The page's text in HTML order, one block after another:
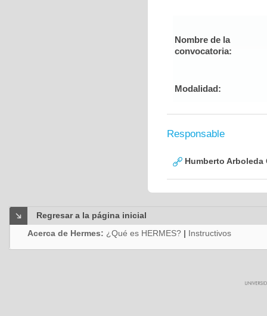
Nombre de la
convocatoria:
Modalidad:
Responsable
Humberto Arboleda
Regresar a la página inicial
Acerca de Hermes: ¿Qué es HERMES? | Instructivos